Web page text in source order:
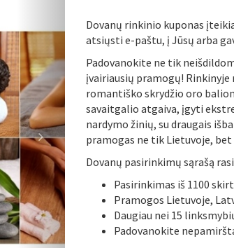
Pirmyn
Dovanų rinkinio kuponas
atsiųsti e-paštu, į Jūsų arba
Padovanokite ne tik
įvairiausių pramogų!
romantiško skrydžio oro
savaitgalio atgaiva, įgyti
nardymo žinių, su draugais
pramogas ne tik Lietuvoje,
Dovanų pasirinkimų sąrašą
Pasirinkimas iš 1100
Pramogos Lietuvoje,
Daugiau nei 15
Padovanokite